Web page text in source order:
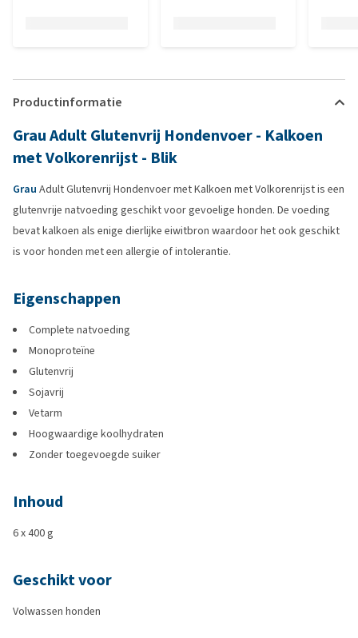
Productinformatie
Grau Adult Glutenvrij Hondenvoer - Kalkoen
met Volkorenrijst - Blik
Grau Adult Glutenvrij Hondenvoer met Kalkoen met Volkorenrijst is een
glutenvrije natvoeding geschikt voor gevoelige honden. De voeding
bevat kalkoen als enige dierlijke eiwitbron waardoor het ook geschikt
is voor honden met een allergie of intolerantie.
Eigenschappen
Complete natvoeding
Monoproteïne
Glutenvrij
Sojavrij
Vetarm
Hoogwaardige koolhydraten
Zonder toegevoegde suiker
Inhoud
6 x 400 g
Geschikt voor
Volwassen honden